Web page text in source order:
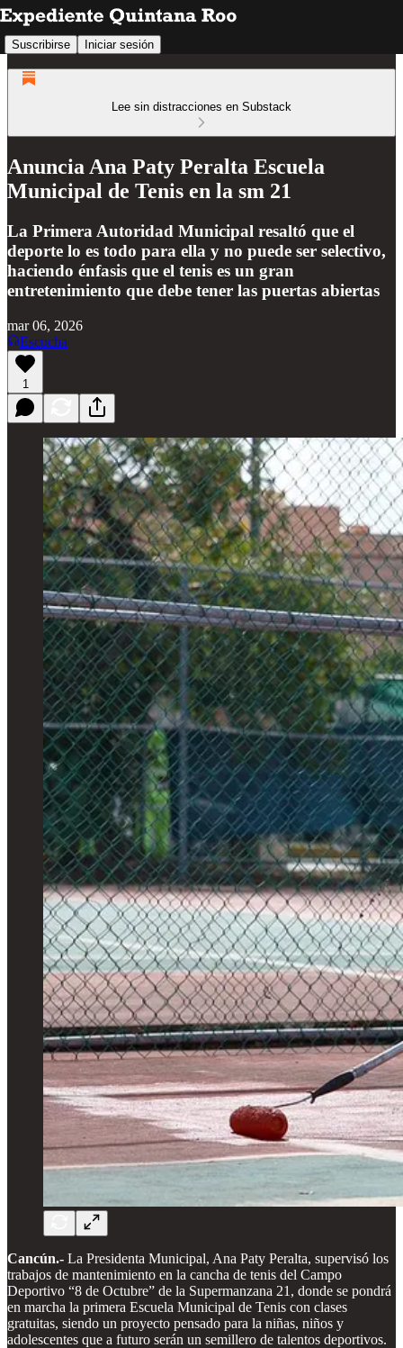
Suscribirse Iniciar sesión
Lee sin distracciones en Substack
Anuncia Ana Paty Peralta Escuela
Municipal de Tenis en la sm 21
La Primera Autoridad Municipal resaltó que el
deporte lo es todo para ella y no puede ser selectivo,
haciendo énfasis que el tenis es un gran
entretenimiento que debe tener las puertas abiertas
mar 06, 2026
Escucha
1
Cancún.- La Presidenta Municipal, Ana Paty Peralta, supervisó los
trabajos de mantenimiento en la cancha de tenis del Campo
Deportivo “8 de Octubre” de la Supermanzana 21, donde se pondrá
en marcha la primera Escuela Municipal de Tenis con clases
gratuitas, siendo un proyecto pensado para la niñas, niños y
adolescentes que a futuro serán un semillero de talentos deportivos.